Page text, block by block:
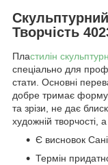
Творчість
Пластилін
спеціально для
стати. Основні
добре тримає форму,
та зрізи, не дає
художній творчості,
Є висновок
Термін